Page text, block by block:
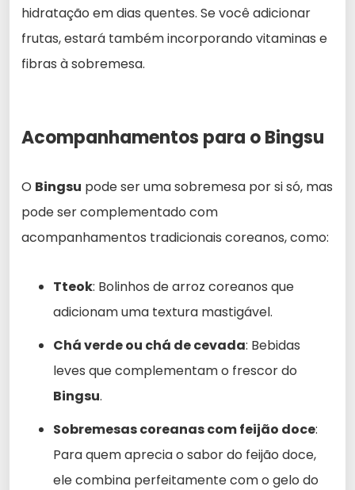
hidratação em dias quentes. Se você adicionar
frutas, estará também incorporando vitaminas e
fibras à sobremesa.
Acompanhamentos para o Bingsu
O Bingsu pode ser uma sobremesa por si só, mas
pode ser complementado com
acompanhamentos tradicionais coreanos, como:
Tteok: Bolinhos de arroz coreanos que
adicionam uma textura mastigável.
Chá verde ou chá de cevada: Bebidas
leves que complementam o frescor do
Bingsu.
Sobremesas coreanas com feijão doce:
Para quem aprecia o sabor do feijão doce,
ele combina perfeitamente com o gelo do